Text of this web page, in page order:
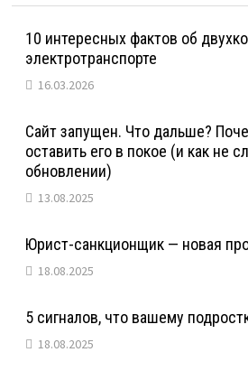
10 интересных фактов об
электротранспорте
16.03.2026
Сайт запущен. Что дальше?
оставить его в покое (и как не
обновлении)
13.08.2025
Юрист-санкционщик — новая
18.08.2025
5 сигналов, что вашему
18.08.2025